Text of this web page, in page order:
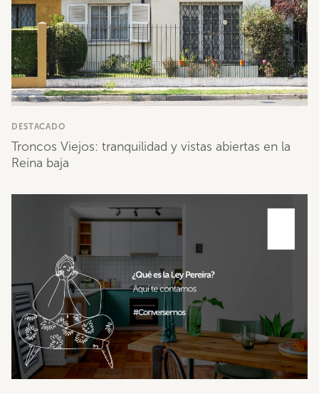
DESTACADO
Troncos Viejos: tranquilidad y vistas abiertas en la
Reina baja